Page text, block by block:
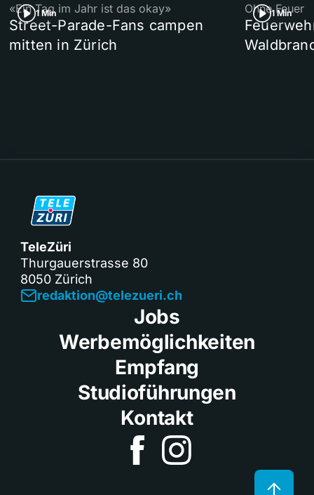
1 Min
«Ein Tag im Jahr ist das okay»
Street-Parade-Fans campen
mitten in Zürich
1 Min
Ohne Feuer
TeleZüri
Thurgauerstrasse 80
8050 Zürich
redaktion@telezueri.ch
Jobs
Werbemöglichkeiten
Empfang
Studioführungen
Kontakt